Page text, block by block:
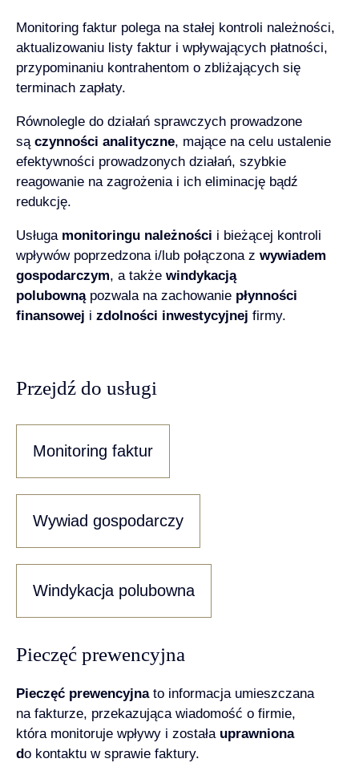
Monitoring faktur polega na stałej kontroli należności,
aktualizowaniu listy faktur i wpływających płatności,
przypominaniu kontrahentom o zbliżających się
terminach zapłaty.
Równolegle do działań sprawczych prowadzone
są czynności analityczne, mające na celu ustalenie
efektywności prowadzonych działań, szybkie
reagowanie na zagrożenia i ich eliminację bądź
redukcję.
Usługa monitoringu należności i bieżącej kontroli
wpływów poprzedzona i/lub połączona z wywiadem
gospodarczym, a także windykacją
polubownąpozwala na zachowanie płynności
finansowej i zdolności inwestycyjnej firmy.
Przejdź do usługi
Monitoring faktur
Wywiad gospodarczy
Windykacja polubowna
Pieczęć prewencyjna
Pieczęć prewencyjnato informacja umieszczana
na fakturze, przekazująca wiadomość o firmie,
która monitoruje wpływy i została uprawniona
do kontaktu w sprawie faktury.